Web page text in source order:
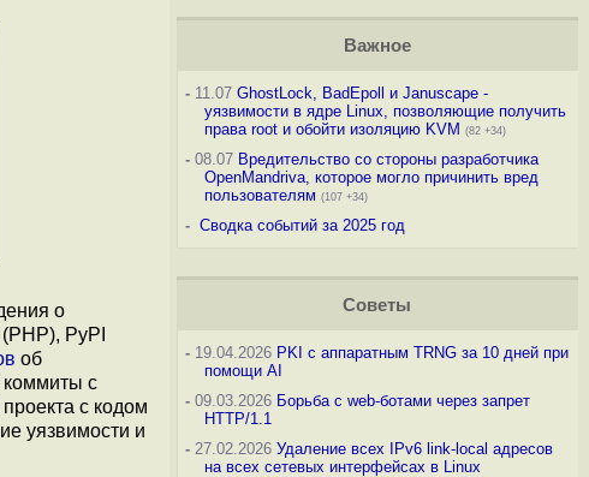
о
PyPI
об
коммиты с
с кодом
уязвимости и
Важное
-11.07 GhostLock, BadEpoll и Januscape -
уязвимости в ядре Linux, позволяющие получить
права root и обойти изоляцию KVM (82 +34)
-08.07 Вредительство со стороны разработчика
OpenMandriva, которое могло причинить вред
пользователям (107 +34)
- Сводка событий за 2025 год
Советы
-19.04.2026 PKI с аппаратным TRNG за 10 дней при
помощи AI
-09.03.2026 Борьба с web-ботами через запрет
HTTP/1.1
-27.02.2026 Удаление всех IPv6 link-local адресов
на всех сетевых интерфейсах в Linux